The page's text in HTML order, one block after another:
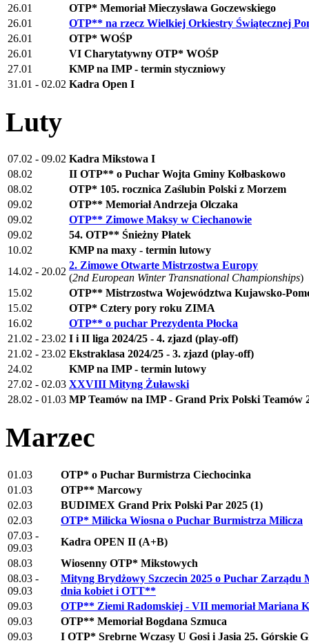
26.01
OTP* Memoriał Mieczysława Goczewskiego
26.01
OTP** na rzecz Wielkiej Orkiestry Świątecznej
26.01
OTP* WOŚP
26.01
VI Charytatywny OTP* WOŚP
27.01
KMP na IMP - termin styczniowy
31.01 - 02.02 Kadra Open I
Luty
07.02 - 09.02 Kadra Mikstowa I
08.02
II OTP** o Puchar Wojta Gminy Kołbaskowo
08.02
OTP* 105. rocznica Zaślubin Polski z Morzem
09.02
OTP** Memoriał Andrzeja Olczaka
09.02
OTP** Zimowe Maksy w Ciechanowie
09.02
54. OTP** Śnieżny Płatek
10.02
KMP na maxy - termin lutowy
14.02 - 20.02
2. Zimowe Otwarte Mistrzostwa Europy
(2nd European Winter Transnational Championships)
15.02
OTP** Mistrzostwa Województwa Kujawsko-
15.02
OTP* Cztery pory roku ZIMA
16.02
OTP** o puchar Prezydenta Płocka
21.02 - 23.02 I i II liga 2024/25 - 4. zjazd (play-off)
21.02 - 23.02 Ekstraklasa 2024/25 - 3. zjazd (play-off)
24.02
KMP na IMP - termin lutowy
27.02 - 02.03 XXVIII Mityng Żuławski
28.02 - 01.03 MP Teamów na IMP - Grand Prix Polski Teamów
Marzec
01.03
OTP* o Puchar Burmistrza Ciechocinka
01.03
OTP** Marcowy
02.03
BUDIMEX Grand Prix Polski Par 2025 (1)
02.03
OTP* Milicka Wiosna o Puchar Burmistrza Milicza
07.03 -
09.03
Kadra OPEN II (A+B)
08.03
Wiosenny OTP* Mikstowych
08.03 -
09.03
Mityng Brydżowy Szczecin 2025 o Puchar
dnia kobiet i OTT**
09.03
OTP** Ziemi Radomskiej - VII memoriał Mariana
09.03
OTP** Memoriał Bogdana Szmuca
09.03
I OTP* Srebrne Wczasy U Gosi i Jasia 25. Górskie